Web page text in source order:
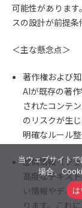
可能性がありま
スの設計が前提条
＜主な懸念点＞
著作権および
AIが既存の著
されたコンテ
のリスクが生
明確なルール整
虚偽情報（フ
高度なテキス
い情報やディ
ります。これ
当ウェブサイト
場合、